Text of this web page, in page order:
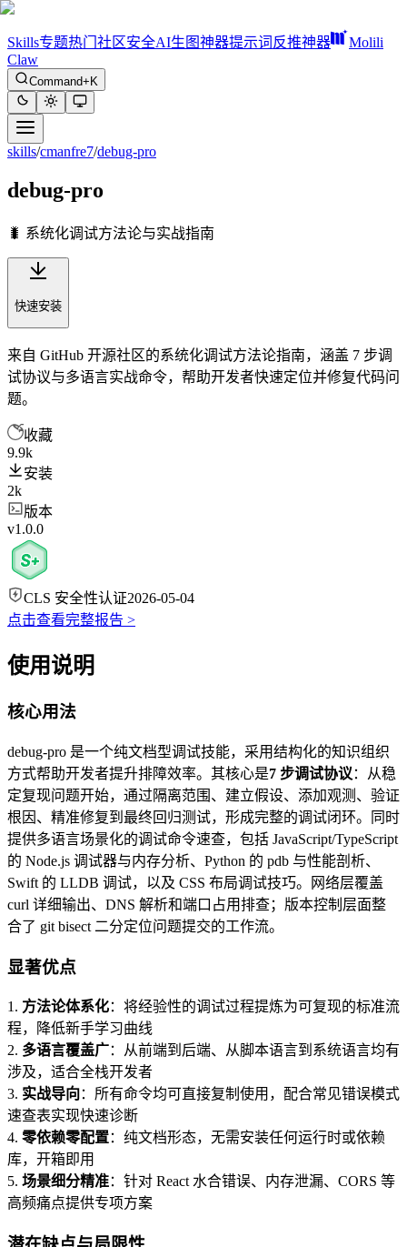
Skills专题热门 社区安全AI生图神器提示词反推神器
Molili
Claw
Command+K
skills/cmanfre7/debug-pro
debug-pro
🐛 系统化调试方法论与实战指南
快速安装
来自 GitHub 开源社区的系统化调试方法论指南，涵盖 7 步调
试协议与多语言实战命令，帮助开发者快速定位并修复代码问
题。
收藏
9.9k
安装
2k
版本
v1.0.0
CLS 安全性认证2026-05-04
点击查看完整报告 >
使用说明
核心用法
debug-pro 是一个纯文档型调试技能，采用结构化的知识组织
方式帮助开发者提升排障效率。其核心是7 步调试协议 ：从稳
定复现问题开始，通过隔离范围、建立假设、添加观测、验证
根因、精准修复到最终回归测试，形成完整的调试闭环。同时
提供多语言场景化的调试命令速查，包括 JavaScript/TypeScript
的 Node.js 调试器与内存分析、Python 的 pdb 与性能剖析、
Swift 的 LLDB 调试，以及 CSS 布局调试技巧。网络层覆盖
curl 详细输出、DNS 解析和端口占用排查；版本控制层面整
合了 git bisect 二分定位问题提交的工作流。
显著优点
1. 方法论体系化：将经验性的调试过程提炼为可复现的标准流
程，降低新手学习曲线
2. 多语言覆盖广：从前端到后端、从脚本语言到系统语言均有
涉及，适合全栈开发者
3. 实战导向 ：所有命令均可直接复制使用，配合常见错误模式
速查表实现快速诊断
4. 零依赖零配置：纯文档形态，无需安装任何运行时或依赖
库，开箱即用
5. 场景细分精准：针对 React 水合错误、内存泄漏、CORS 等
高频痛点提供专项方案